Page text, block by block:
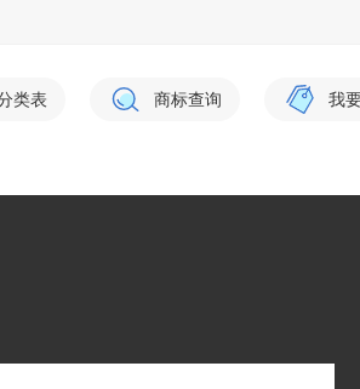
类表 商标查询 我